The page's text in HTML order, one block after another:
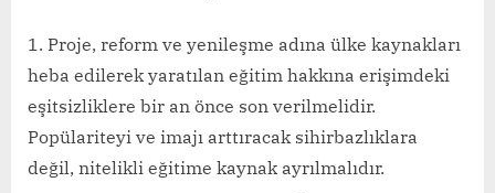
Proje, reform ve yenileşme adına ülke kaynakları
heba edilerek yaratılan eğitim hakkına erişimdeki
eşitsizliklere bir an önce son verilmelidir.
Popülariteyi ve imajı arttıracak sihirbazlıklara
değil, nitelikli eğitime kaynak ayrılmalıdır.